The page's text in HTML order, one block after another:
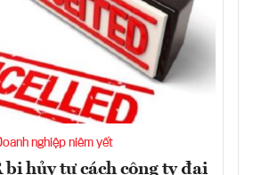
nghiệp niêm yết
bị hủy tư cách công ty đại